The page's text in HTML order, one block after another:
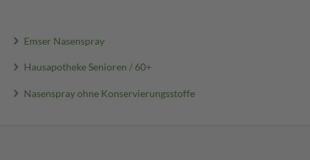
Emser Nasenspray
Hausapotheke Senioren / 60+
Nasenspray ohne Konservierungsstoffe